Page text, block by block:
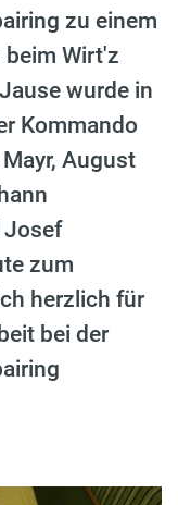
zu einem
Wirt'z
wurde in
Kommando
August
Josef
zum
herzlich für
bei der